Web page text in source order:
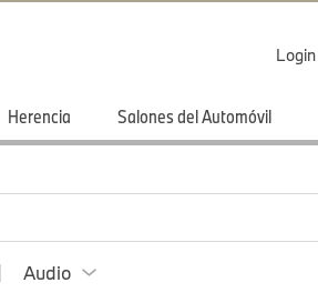
Login
Herencia Salones del Automóvil
Audio